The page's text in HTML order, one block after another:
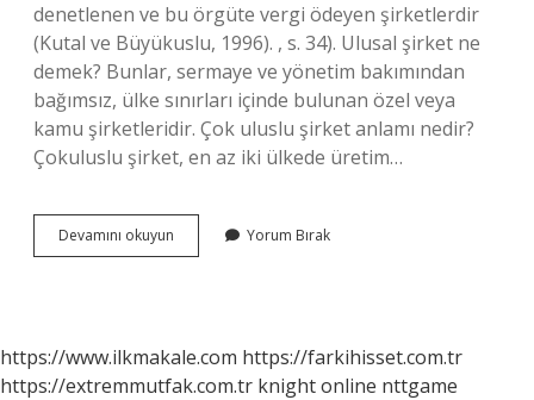
denetlenen ve bu örgüte vergi ödeyen şirketlerdir
(Kutal ve Büyükuslu, 1996). , s. 34). Ulusal şirket ne
demek? Bunlar, sermaye ve yönetim bakımından
bağımsız, ülke sınırları içinde bulunan özel veya
kamu şirketleridir. Çok uluslu şirket anlamı nedir?
Çokuluslu şirket, en az iki ülkede üretim…
Devamını okuyun Ulusüstü
Şirket
Yorum Bırak
https://www.ilkmakale.com https://farkihisset.com.tr
https://extremmutfak.com.tr knight online nttgame